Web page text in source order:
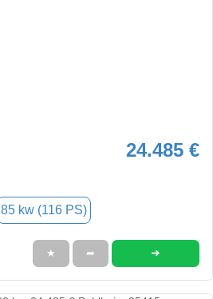
24.485 €
85 kw (116 PS)
★ ➦ ➜